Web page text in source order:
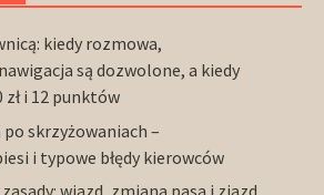
kiedy rozmowa,
są dozwolone, a kiedy
i 12 punktów
skrzyżowaniach –
i typowe błędy kierowców